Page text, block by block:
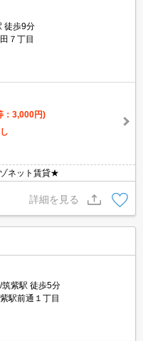
徒歩9分
７丁目
：3,000円)
ネット賃貸★
詳細を見る
紫駅 徒歩5分
駅前通１丁目